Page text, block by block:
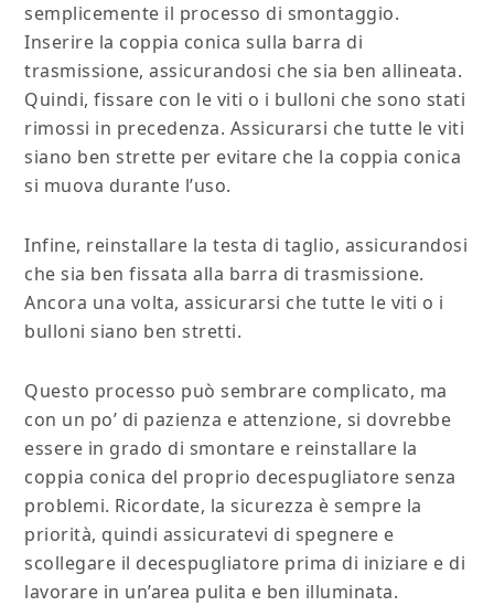
semplicemente il processo di smontaggio.
Inserire la coppia conica sulla barra di
trasmissione, assicurandosi che sia ben allineata.
Quindi, fissare con le viti o i bulloni che sono stati
rimossi in precedenza. Assicurarsi che tutte le viti
siano ben strette per evitare che la coppia conica
si muova durante l’uso.
Infine, reinstallare la testa di taglio, assicurandosi
che sia ben fissata alla barra di trasmissione.
Ancora una volta, assicurarsi che tutte le viti o i
bulloni siano ben stretti.
Questo processo può sembrare complicato, ma
con un po’ di pazienza e attenzione, si dovrebbe
essere in grado di smontare e reinstallare la
coppia conica del proprio decespugliatore senza
problemi. Ricordate, la sicurezza è sempre la
priorità, quindi assicuratevi di spegnere e
scollegare il decespugliatore prima di iniziare e di
lavorare in un’area pulita e ben illuminata.